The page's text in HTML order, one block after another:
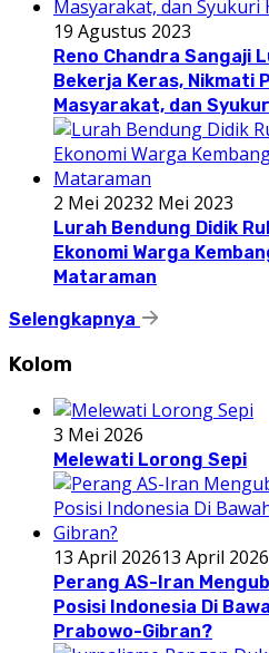
19 Agustus 2023
Reno Chandra Sangaji
Bekerja Keras, Nikmati
Masyarakat, dan
2 Mei 20232 Mei 2023
Lurah Bendung Didik
Ekonomi Warga
Mataraman
Selengkapnya
Kolom
3 Mei 2026
Melewati Lorong Sepi
13 April 202613 April 2026
Perang AS-Iran
Posisi Indonesia Di
Prabowo-Gibran?